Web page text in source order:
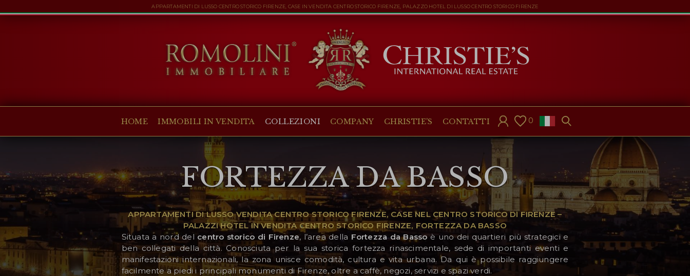
APPARTAMENTI DI LUSSO CENTRO STORICO FIRENZE, CASE IN VENDITA CENTRO STORICO FIRENZE, PALAZZO HOTEL DI LUSSO CENTRO STORICO FIRENZE
HOME IMMOBILI IN VENDITA COLLEZIONI COMPANY CHRISTIE'S CONTATTI 0
COMPANY
£
AREA RISERVATA
FORTEZZA DA BASSO
APPARTAMENTI DI LUSSO VENDITA CENTRO STORICO FIRENZE, CASE NEL CENTRO STORICO DI FIRENZE –
PALAZZI HOTEL IN VENDITA CENTRO STORICO FIRENZE, FORTEZZA DA BASSO
Situata a nord del centro storico di Firenze, l’area della Fortezza da Bassoè uno dei quartieri più strategici e
ben collegati della città. Conosciuta per la sua storica fortezza rinascimentale, sede di importanti eventi e
manifestazioni internazionali, la zona unisce comodità, cultura e vita urbana. Da qui è possibile raggiungere
facilmente a piedi i principali monumenti di Firenze, oltre a caffè, negozi, servizi e spazi verdi.